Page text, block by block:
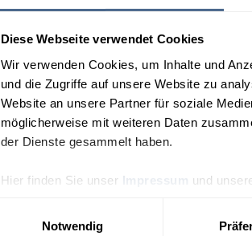
Diese Webseite verwendet Cookies
Wir verwenden Cookies, um Inhalte und
und die Zugriffe auf unsere Website zu
Website an unsere Partner für soziale
möglicherweise mit weiteren Daten
der Dienste gesammelt haben.
Hier finden Sie unser Impressum und
Notwendig
Lieferzeit des Heizöls in Frastanz?
gibt es?